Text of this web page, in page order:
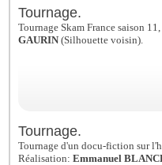
Tournage.
Tournage Skam France saison
GAURIN (Silhouette voisin).
Tournage.
Tournage d'un docu-fiction sur
Réalisation:Emmanuel